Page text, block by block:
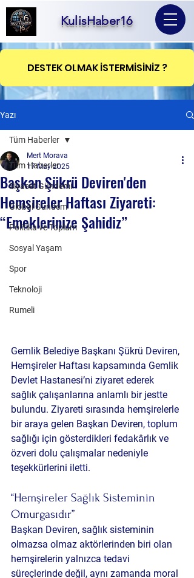
KulisHaber16
DESTEK OLMAK İSTERMİSİNİZ ?
Yazı
Tüm Haberler
Siyaset Gündemi
Global Gündem
Politika ve Toplum
Sosyal Yaşam
Spor
Teknoloji
Rumeli
Tüm Haberler
Başkan Şükrü Deviren'den
Hemşireler Haftası Ziyareti:
“Emeklerinize Şahidiz”
Mert Morava
17 May 2025
Gemlik Belediye Başkanı Şükrü Deviren,
Hemşireler Haftası kapsamında Gemlik
Devlet Hastanesi’ni ziyaret ederek
sağlık çalışanlarına anlamlı bir jestte
bulundu. Ziyareti sırasında hemşirelerle
bir araya gelen Başkan Deviren, toplum
sağlığı için gösterdikleri fedakârlık ve
özveri dolu çalışmalar nedeniyle
teşekkürlerini iletti.
“Hemşireler Sağlık Sisteminin
Omurgasıdır”
Başkan Deviren, sağlık sisteminin
olmazsa olmaz aktörlerinden biri olan
hemşirelerin yalnızca tedavi
süreçlerinde değil, aynı zamanda moral